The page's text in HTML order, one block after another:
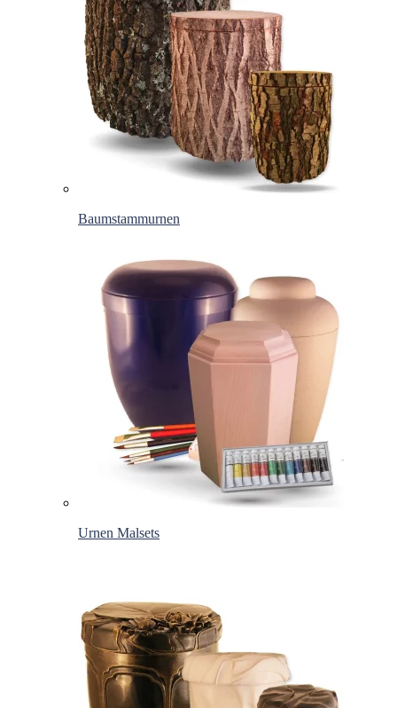
Baumstammurnen
Urnen Malsets